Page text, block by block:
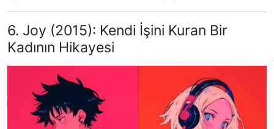
6. Joy (2015): Kendi İşini Kuran Bir
Kadının Hikayesi